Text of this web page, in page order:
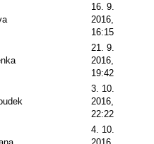
16. 9.
2016,
16:15
21. 9.
2016,
19:42
3. 10.
2016,
22:22
4. 10.